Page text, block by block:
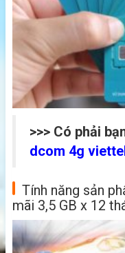
>>> Có phải
dcom 4g
Tính năng sản
mãi 3,5 GB x 12